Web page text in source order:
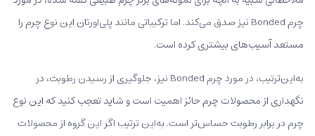
چرم Bonded نیز صدق می‌کند. اما ترکیباتی مانند پلی‌اورتان این نوع چرم را
مستعد آسیب‌های بیشتری کرده‌ است.
به‌این‌ترتیب، در مورد چرم Bonded نیز، جلوگیری از رسیدن رطوبت، در
نگهداری از محصولات چرم حائز اهمیت است و شاید تعجب کنید که این نوع
چرم در برابر رطوبت حساس‌تر است. به‌این ترتیب اگر این گروه از محصولات